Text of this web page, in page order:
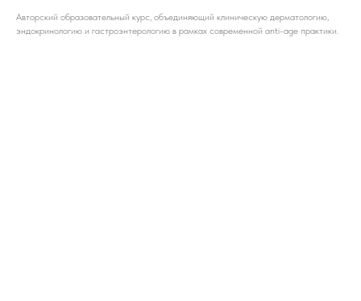
Авторский образовательный курс, объединяющий клиническую дерматологию,
эндокринологию и гастроэнтерологию в рамках современной anti-age практики.